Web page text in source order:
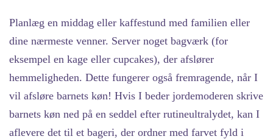
Planlæg en middag eller kaffestund med familien eller
dine nærmeste venner. Server noget bagværk (for
eksempel en kage eller cupcakes), der afslører
hemmeligheden. Dette fungerer også fremragende, når I
vil afsløre barnets køn! Hvis I beder jordemoderen skrive
barnets køn ned på en seddel efter rutineultralydet, kan I
aflevere det til et bageri, der ordner med farvet fyld i